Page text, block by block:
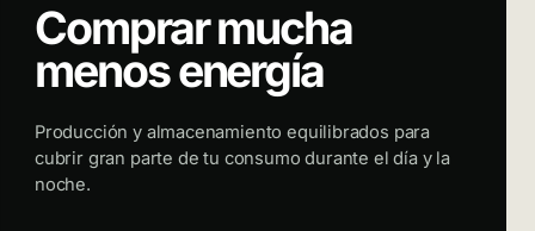
Comprar mucha
menos energía
Producción y almacenamiento equilibrados para
cubrir gran parte de tu consumo durante el día y la
noche.